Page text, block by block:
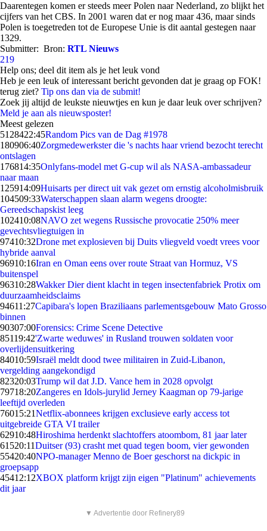
Daarentegen komen er steeds meer Polen naar Nederland, zo blijkt het
cijfers van het CBS. In 2001 waren dat er nog maar 436, maar sinds
Polen is toegetreden tot de Europese Unie is dit aantal gestegen naar
1329.
Submitter: Bron: RTL Nieuws
219
Help ons; deel dit item als je het leuk vond
Heb je een leuk of interessant bericht gevonden dat je graag op FOK!
terug ziet? Tip ons dan via de submit!
Zoek jij altijd de leukste nieuwtjes en kun je daar leuk over schrijven?
Meld je aan als nieuwsposter!
Meest gelezen
5128422:45Random Pics van de Dag #1978
180906:40Zorgmedewerkster die 's nachts haar vriend bezocht terecht
ontslagen
176814:35Onlyfans-model met G-cup wil als NASA-ambassadeur
naar maan
125914:09Huisarts per direct uit vak gezet om ernstig alcoholmisbruik
104509:33Waterschappen slaan alarm wegens droogte:
Gereedschapskist leeg
102410:08NAVO zet wegens Russische provocatie 250% meer
gevechtsvliegtuigen in
97410:32Drone met explosieven bij Duits vliegveld voedt vrees voor
hybride aanval
96910:16Iran en Oman eens over route Straat van Hormuz, VS
buitenspel
96310:28Wakker Dier dient klacht in tegen insectenfabriek Protix om
duurzaamheidsclaims
94611:27Capibara's lopen Braziliaans parlementsgebouw Mato Grosso
binnen
90307:00Forensics: Crime Scene Detective
85119:42'Zwarte weduwes' in Rusland trouwen soldaten voor
overlijdensuitkering
84010:59Israël meldt dood twee militairen in Zuid-Libanon,
vergelding aangekondigd
82320:03Trump wil dat J.D. Vance hem in 2028 opvolgt
79718:20Zangeres en Idols-jurylid Jerney Kaagman op 79-jarige
leeftijd overleden
76015:21Netflix-abonnees krijgen exclusieve early access tot
uitgebreide GTA VI trailer
62910:48Hiroshima herdenkt slachtoffers atoombom, 81 jaar later
61520:11Duitser (93) crasht met quad tegen boom, vier gewonden
55420:40NPO-manager Menno de Boer geschorst na dickpic in
groepsapp
45412:12XBOX platform krijgt zijn eigen "Platinum" achievements
dit jaar
▼ Advertentie door Refinery89